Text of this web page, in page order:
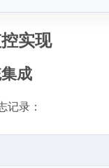
实现
成
记录：